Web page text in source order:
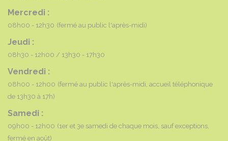
Mercredi :
08h00 - 12h30 (fermé au public l'après-midi)
Jeudi :
08h30 - 12h00 13h30 - 17h30
Vendredi :
08h00 - 12h00 (fermé au public l'après-midi, accueil téléphonique
de 13h30 à 17h)
Samedi :
09h00 - 12h00 (1er et 3e samedi de chaque mois, sauf exceptions,
fermé en août)